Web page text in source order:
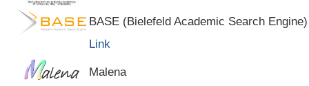
BASE (Bielefeld Academic Search Engine)
Link
Malena